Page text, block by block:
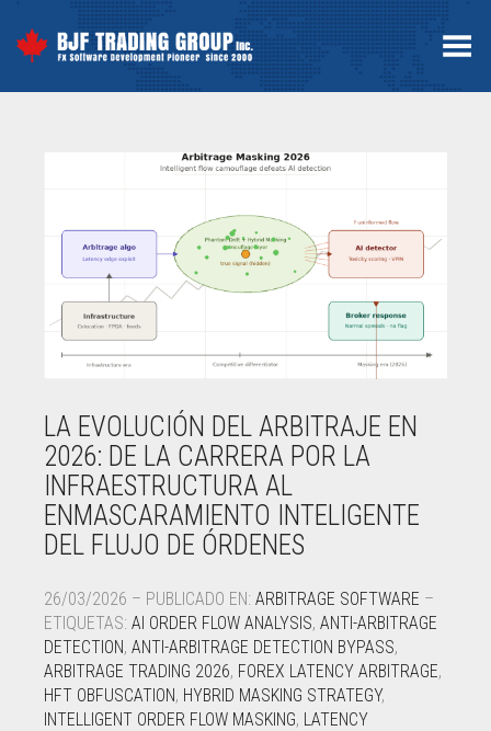
Menú
LA EVOLUCIÓN DEL ARBITRAJE EN
2026: DE LA CARRERA POR LA
INFRAESTRUCTURA AL
ENMASCARAMIENTO INTELIGENTE
DEL FLUJO DE ÓRDENES
26/03/2026 – PUBLICADO EN: ARBITRAGE SOFTWARE –
ETIQUETAS: AI ORDER FLOW ANALYSIS, ANTI-ARBITRAGE
DETECTION, ANTI-ARBITRAGE DETECTION BYPASS,
ARBITRAGE TRADING 2026, FOREX LATENCY ARBITRAGE,
HFT OBFUSCATION, HYBRID MASKING STRATEGY,
INTELLIGENT ORDER FLOW MASKING, LATENCY